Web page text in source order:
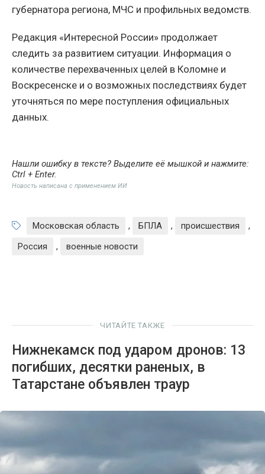
губернатора региона, МЧС и профильных ведомств.
Редакция «Интересной России» продолжает
следить за развитием ситуации. Информация о
количестве перехваченных целей в Коломне и
Воскресенске и о возможных последствиях будет
уточняться по мере поступления официальных
данных.
Нашли ошибку в тексте? Выделите её мышкой и нажмите:
Ctrl + Enter.
Новость написана с применением ИИ
Московская область , БПЛА , происшествия
,
Россия
, военные новости
ЧИТАЙТЕ ТАКЖЕ
Нижнекамск под ударом дронов: 13
погибших, десятки раненых, в
Татарстане объявлен траур